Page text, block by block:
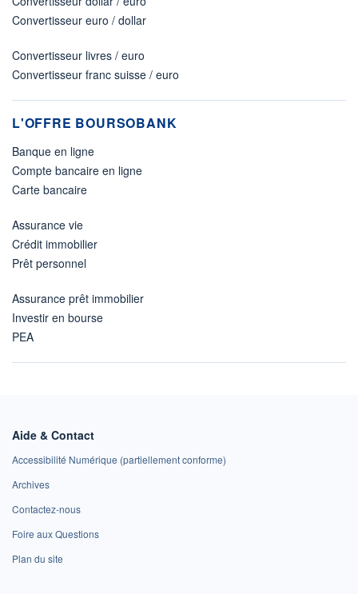
Convertisseur euro / dollar
Convertisseur livres / euro
Convertisseur franc suisse / euro
L'OFFRE BOURSOBANK
Banque en ligne
Compte bancaire en ligne
Carte bancaire
Assurance vie
Crédit immobilier
Prêt personnel
Assurance prêt immobilier
Investir en bourse
PEA
Aide & Contact
Accessibilité Numérique (partiellement conforme)
Archives
Contactez-nous
Foire aux Questions
Plan du site